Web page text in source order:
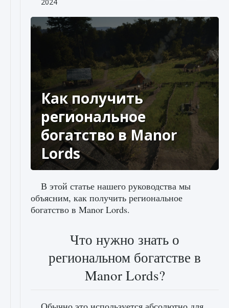
Как получить
региональное
богатство в Manor
Lords
В этой статье нашего руководства мы
объясним, как получить региональное
богатство в Manor Lords.
Что нужно знать о
региональном богатстве в
Manor Lords?